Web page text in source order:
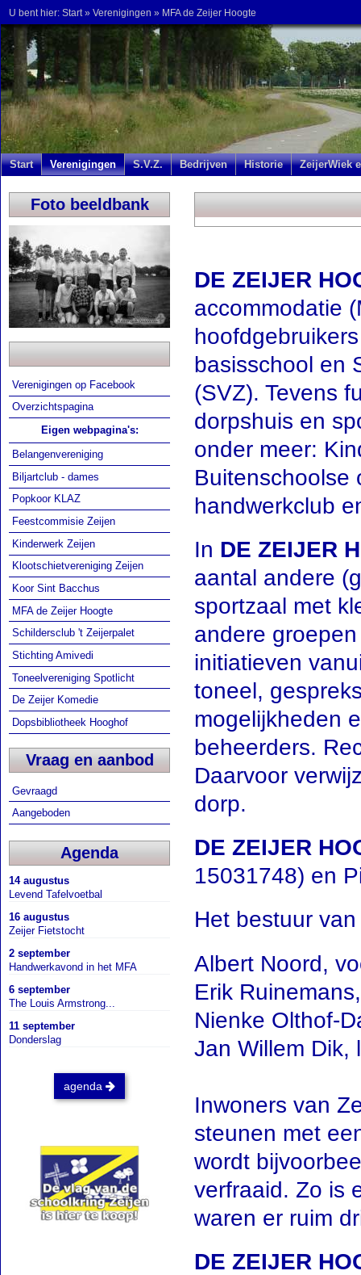
U bent hier: Start» Verenigingen » MFA de Zeijer Hoogte
Start Verenigingen S.V.Z. Bedrijven Historie ZeijerWiek
Foto beeldbank
Verenigingen op Facebook
Overzichtspagina
Eigen webpagina's:
Belangenvereniging
Biljartclub - dames
Popkoor KLAZ
Feestcommisie Zeijen
Kinderwerk Zeijen
Klootschietvereniging Zeijen
Koor Sint Bacchus
MFA de Zeijer Hoogte
Schildersclub 't Zeijerpalet
Stichting Amivedi
Toneelvereniging Spotlicht
De Zeijer Komedie
Dopsbibliotheek Hooghof
Vraag en aanbod
Gevraagd
Aangeboden
Agenda
14 augustus
Levend Tafelvoetbal
16 augustus
Zeijer Fietstocht
2 september
Handwerkavond in het MFA
6 september
The Louis Armstrong...
11 september
Donderslag
agenda
DE ZEIJER
accommodatie
basisschool en
(SVZ). Tevens
dorpshuis en
onder meer:
Buitenschoolse
handwerkclub
In DE ZEIJER
aantal andere
sportzaal met
andere
initiatieven
toneel,
mogelijkheden
beheerders.
Daarvoor
dorp.
DE ZEIJER
15031748) en
Het bestuur
Albert Noord,
Erik
Nienke Olthof-
Jan Willem Dik,
Inwoners van
steunen met
wordt
verfraaid. Zo is
waren er ruim
DE ZEIJER